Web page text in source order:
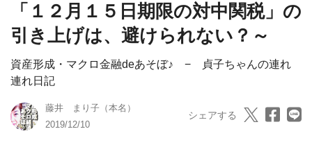
「１２月１５日期限の対中関税」の
引き上げは、避けられない？～
資産形成・マクロ金融deあそぼ♪ − 貞子ちゃんの連れ
連れ日記
藤井 まり子（本名）
2019/12/10
シェアする